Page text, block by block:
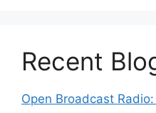
Recent
Open Broadcast